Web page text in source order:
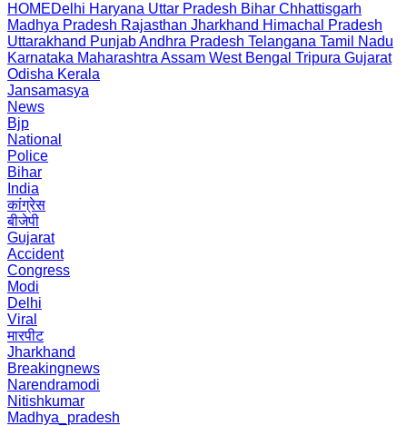
HOMEDelhi Haryana Uttar Pradesh Bihar Chhattisgarh
Madhya Pradesh Rajasthan Jharkhand Himachal Pradesh
Uttarakhand PunjabAndhra Pradesh Telangana Tamil Nadu
Karnataka Maharashtra Assam West Bengal Tripura Gujarat
Odisha Kerala
Jansamasya
News
Bjp
National
Police
Bihar
India
कांग्रेस
बीजेपी
Gujarat
Accident
Congress
Modi
Delhi
Viral
मारपीट
Jharkhand
Breakingnews
Narendramodi
Nitishkumar
Madhya_pradesh